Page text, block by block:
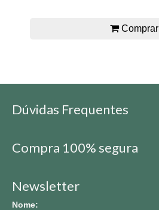
Comprar
Dúvidas Frequentes
Compra 100% segura
Newsletter
Nome: